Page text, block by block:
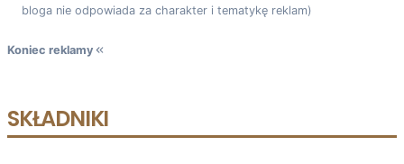
bloga nie odpowiada za charakter i tematykę reklam)
Koniec reklamy
SKŁADNIKI